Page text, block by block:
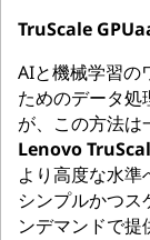
TruScale
AIと機械学習の
ためのデータ処
が、この方法は
Lenovo
より高度な水
シンプルかつ
ンデマンドで